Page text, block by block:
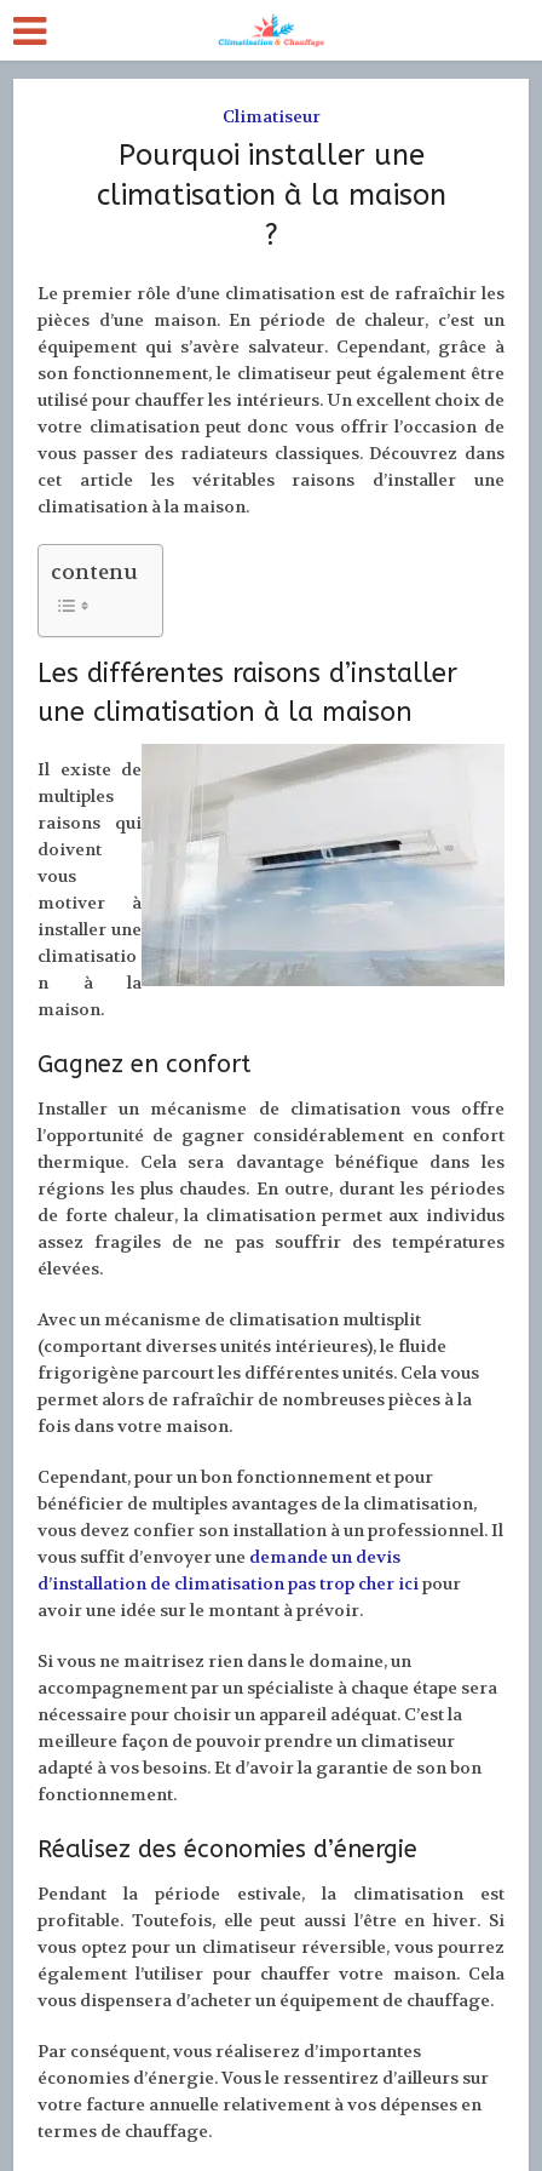
Climatiseur
Pourquoi installer une
climatisation à la maison
?
Le premier rôle d’une climatisation est de rafraîchir les
pièces d’une maison. En période de chaleur, c’est un
équipement qui s’avère salvateur. Cependant, grâce à
son fonctionnement, le climatiseur peut également être
utilisé pour chauffer les intérieurs. Un excellent choix de
votre climatisation peut donc vous offrir l’occasion de
vous passer des radiateurs classiques. Découvrez dans
cet article les véritables raisons d’installer une
climatisation à la maison.
contenu
Les différentes raisons d’installer
une climatisation à la maison
Il existe de
multiples
raisons qui
doivent
vous
motiver à
installer une
climatisatio
n à la
maison.
Gagnez en confort
Installer un mécanisme de climatisation vous offre
l’opportunité de gagner considérablement en confort
thermique. Cela sera davantage bénéfique dans les
régions les plus chaudes. En outre, durant les périodes
de forte chaleur, la climatisation permet aux individus
assez fragiles de ne pas souffrir des températures
élevées.
Avec un mécanisme de climatisation multisplit
(comportant diverses unités intérieures), le fluide
frigorigène parcourt les différentes unités. Cela vous
permet alors de rafraîchir de nombreuses pièces à la
fois dans votre maison.
Cependant, pour un bon fonctionnement et pour
bénéficier de multiples avantages de la climatisation,
vous devez confier son installation à un professionnel. Il
vous suffit d’envoyer une demande un devis
d’installation de climatisation pas trop cher icipour
avoir une idée sur le montant à prévoir.
Si vous ne maitrisez rien dans le domaine, un
accompagnement par un spécialiste à chaque étape sera
nécessaire pour choisir un appareil adéquat. C’est la
meilleure façon de pouvoir prendre un climatiseur
adapté à vos besoins. Et d’avoir la garantie de son bon
fonctionnement.
Réalisez des économies d’énergie
Pendant la période estivale, la climatisation est
profitable. Toutefois, elle peut aussi l’être en hiver. Si
vous optez pour un climatiseur réversible, vous pourrez
également l’utiliser pour chauffer votre maison. Cela
vous dispensera d’acheter un équipement de chauffage.
Par conséquent, vous réaliserez d’importantes
économies d’énergie. Vous le ressentirez d’ailleurs sur
votre facture annuelle relativement à vos dépenses en
termes de chauffage.